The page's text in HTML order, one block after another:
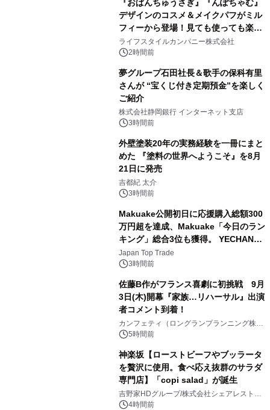
『おぱんちゅうさぎ』『んぽちゃむ』
デザインのコスメ＆メイクパフがミル
フィーから登場！見ても使っても楽し
い、ポップでキュートなコレクショ
ン。
ライフスタイルカンパニー株式会社
2時間前
夢グループ石田社長＆歌手の保科有里
さんが “宝くじ付き定期預金”を楽しく
ご紹介
株式会社静岡銀行 インターネット支店
3時間前
外壁塗装20年の実務経験を一冊にまと
めた 『塗料の世界へようこそ』を8月
21日に発売
吉都紀 太介
3時間前
Makuake公開初日に応援購入総額300
万円超を達成、Makuake「今日のラン
キング」総合3位も獲得。 YECHAN音
浴シンギングボウル第2弾の大型サイ
ズ（XL・2XL・3XL）を先行販売中
Japan Top Trade
3時間前
佐藤B作がフランス喜劇に初挑戦 9月
3日(木)開幕『家族…リハーサル』出演
者コメント到着！
カンフェティ（ロングランプランニング株式
会社）
5時間前
神楽坂【ローストビーフやブッラータ
を贅沢に使用。食べ応え抜群のサラダ
専門店】「copi salad」が誕生
吉野家HDグループ/株式会社シェアレストラ
ン 4時間前